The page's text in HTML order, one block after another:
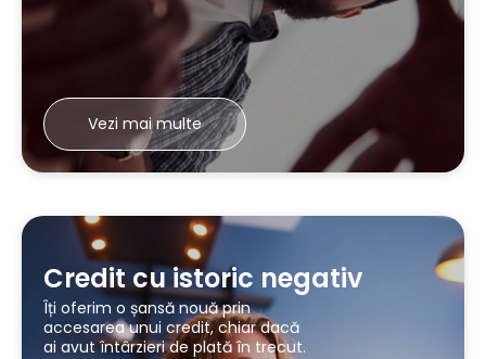
Vezi mai multe
Credit cu istoric negativ
Îți oferim o șansă nouă prin
accesarea unui credit, chiar dacă
ai avut întârzieri de plată în trecut.